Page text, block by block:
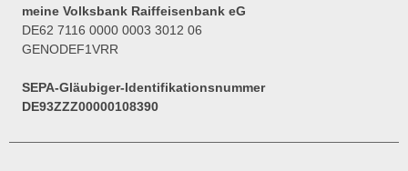
meine Volksbank Raiffeisenbank eG
DE62 7116 0000 0003 3012 06
GENODEF1VRR
SEPA-Gläubiger-Identifikationsnummer
DE93ZZZ00000108390